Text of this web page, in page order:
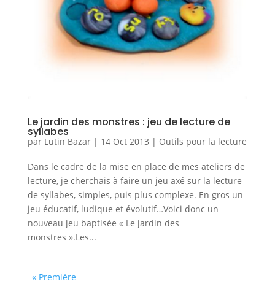
Le jardin des monstres : jeu de lecture de
syllabes
par Lutin Bazar| 14 Oct 2013 | Outils pour la lecture
Dans le cadre de la mise en place de mes ateliers de
lecture, je cherchais à faire un jeu axé sur la lecture
de syllabes, simples, puis plus complexe. En gros un
jeu éducatif, ludique et évolutif…Voici donc un
nouveau jeu baptisée « Le jardin des
monstres ».Les...
« Première